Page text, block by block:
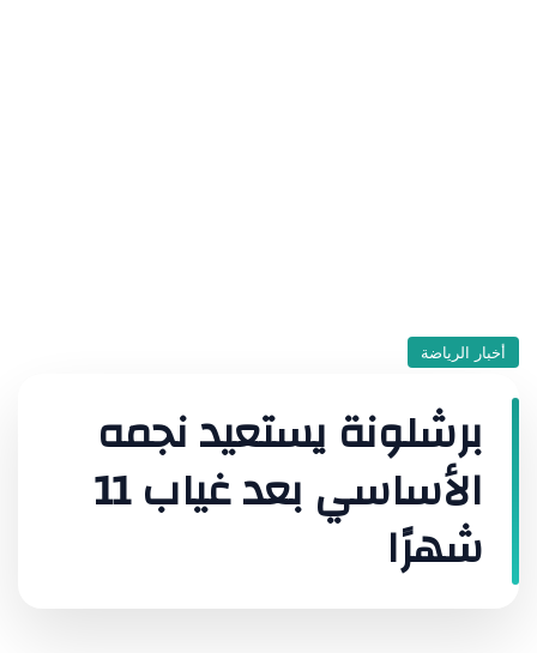
أخبار الرياضة
برشلونة يستعيد نجمه
الأساسي بعد غياب 11
شهرًا